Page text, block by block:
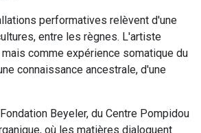
performatives relèvent d'une
entre les règnes. L'artiste
comme expérience somatique du
connaissance ancestrale, d'une
Beyeler, du Centre Pompidou
où les matières dialoguent